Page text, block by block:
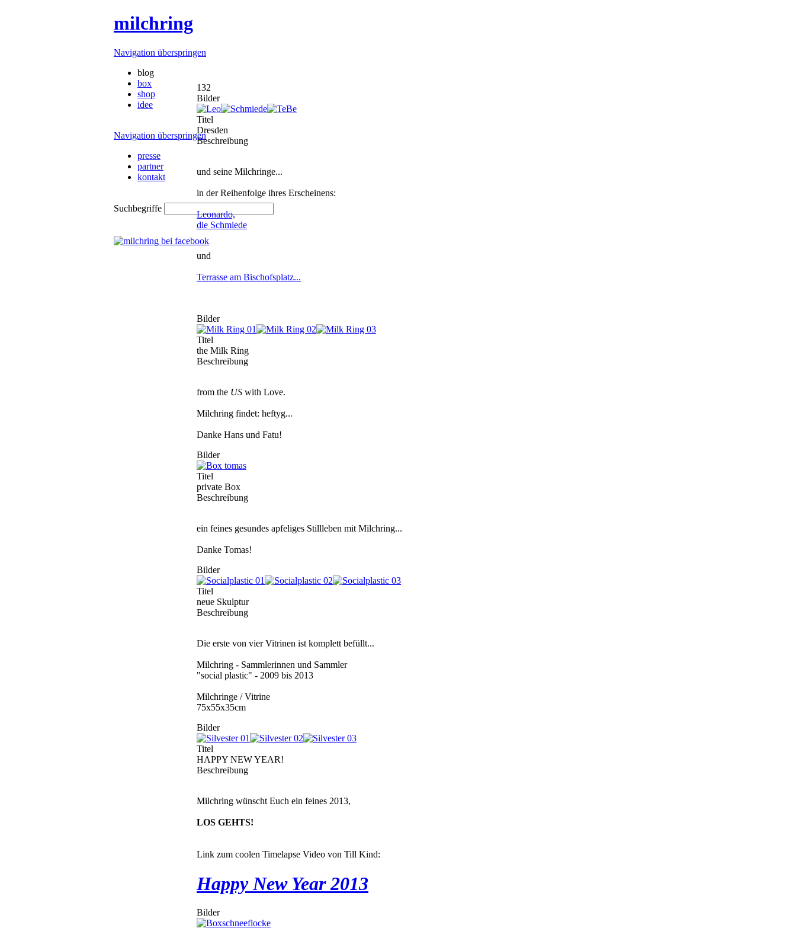
milchring
Navigation überspringen
blog
box
shop
idee
Navigation überspringen
presse
partner
kontakt
Suchbegriffe
132
Bilder
Titel
Dresden
Beschreibung
und seine Milchringe...
in der Reihenfolge ihres Erscheinens:
Leonardo,
die Schmiede
und
Terrasse am Bischofsplatz...
Bilder
Titel
the Milk Ring
Beschreibung
from the US with Love.
Milchring findet: heftyg...
Danke Hans und Fatu!
Bilder
Titel
private Box
Beschreibung
ein feines gesundes apfeliges Stillleben mit Milchring...
Danke Tomas!
Bilder
Titel
neue Skulptur
Beschreibung
Die erste von vier Vitrinen ist komplett befüllt...
Milchring - Sammlerinnen und Sammler
"social plastic" - 2009 bis 2013
Milchringe / Vitrine
75x55x35cm
Bilder
Titel
HAPPY NEW YEAR!
Beschreibung
Milchring wünscht Euch ein feines 2013,
LOS GEHTS!
Link zum coolen Timelapse Video von Till Kind:
Happy New Year 2013
Bilder